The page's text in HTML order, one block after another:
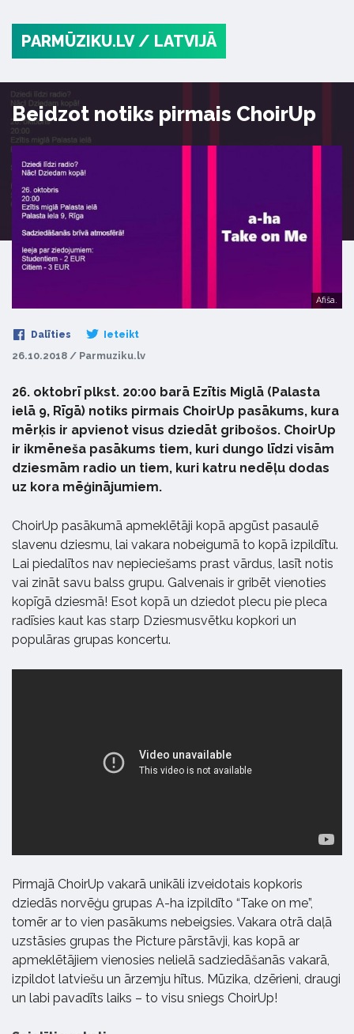
PARMŪZIKU.LV / LATVIJĀ
Beidzot notiks pirmais ChoirUp
Afiša.
Dalīties Ieteikt
26.10.2018 / Parmuziku.lv
26. oktobrī plkst. 20:00 barā Ezītis Miglā (Palasta
ielā 9, Rīgā) notiks pirmais ChoirUp pasākums, kura
mērķis ir apvienot visus dziedāt gribošos. ChoirUp
ir ikmēneša pasākums tiem, kuri dungo līdzi visām
dziesmām radio un tiem, kuri katru nedēļu dodas
uz kora mēģinājumiem.
ChoirUp pasākumā apmeklētāji kopā apgūst pasaulē
slavenu dziesmu, lai vakara nobeigumā to kopā izpildītu.
Lai piedalītos nav nepieciešams prast vārdus, lasīt notis
vai zināt savu balss grupu. Galvenais ir gribēt vienoties
kopīgā dziesmā! Esot kopā un dziedot plecu pie pleca
radīsies kaut kas starp Dziesmusvētku kopkori un
populāras grupas koncertu.
Pirmajā ChoirUp vakarā unikāli izveidotais kopkoris
dziedās norvēģu grupas A-ha izpildīto “Take on me”,
tomēr ar to vien pasākums nebeigsies. Vakara otrā daļā
uzstāsies grupas the Picture pārstāvji, kas kopā ar
apmeklētājiem vienosies nelielā sadziedāšanās vakarā,
izpildot latviešu un ārzemju hītus. Mūzika, dzērieni, draugi
un labi pavadīts laiks – to visu sniegs ChoirUp!